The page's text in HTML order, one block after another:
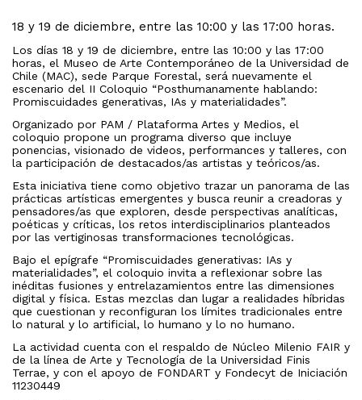
18 y 19 de diciembre, entre las 10:00 y las 17:00 horas.
Los días 18 y 19 de diciembre, entre las 10:00 y las 17:00
horas, el Museo de Arte Contemporáneo de la Universidad de
Chile (MAC), sede Parque Forestal, será nuevamente el
escenario del II Coloquio “Posthumanamente hablando:
Promiscuidades generativas, IAs y materialidades”.
Organizado por PAM / Plataforma Artes y Medios, el
coloquio propone un programa diverso que incluye
ponencias, visionado de videos, performances y talleres, con
la participación de destacados/as artistas y teóricos/as.
Esta iniciativa tiene como objetivo trazar un panorama de las
prácticas artísticas emergentes y busca reunir a creadoras y
pensadores/as que exploren, desde perspectivas analíticas,
poéticas y críticas, los retos interdisciplinarios planteados
por las vertiginosas transformaciones tecnológicas.
Bajo el epígrafe “Promiscuidades generativas: IAs y
materialidades”, el coloquio invita a reflexionar sobre las
inéditas fusiones y entrelazamientos entre las dimensiones
digital y física. Estas mezclas dan lugar a realidades híbridas
que cuestionan y reconfiguran los límites tradicionales entre
lo natural y lo artificial, lo humano y lo no humano.
La actividad cuenta con el respaldo de Núcleo Milenio FAIR y
de la línea de Arte y Tecnología de la Universidad Finis
Terrae, y con el apoyo de FONDART y Fondecyt de Iniciación
11230449